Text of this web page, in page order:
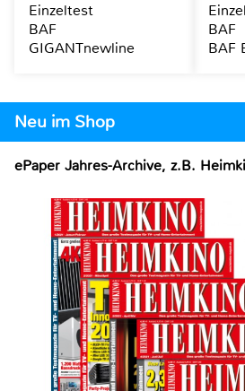
Neu im Shop
ePaper Jahres-Archive, z.B.
Einzeltest
BAF
GIGANTnewline
BAF
BAF